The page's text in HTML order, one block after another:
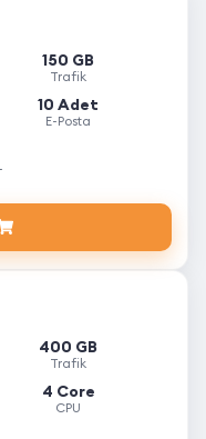
150 GB
Trafik
10 Adet
E-Posta
400 GB
Trafik
4 Core
CPU